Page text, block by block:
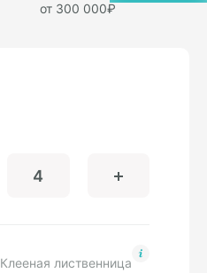
от 300 000₽
Клееная лиственница